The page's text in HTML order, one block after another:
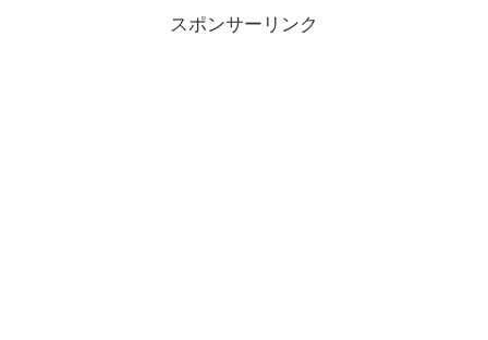
スポンサーリンク